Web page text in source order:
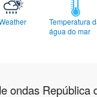
Temperatura
água do mar
ondas República